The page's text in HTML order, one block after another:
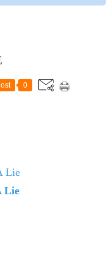
0
Lie